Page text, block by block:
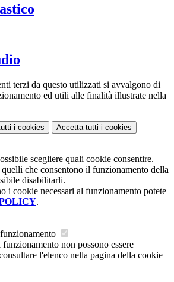
terzi da questo utilizzati si avvalgono di
ed utili alle finalità illustrate nella
i cookies Accetta tutti i cookies
scegliere quali cookie consentire.
che consentono il funzionamento della
disabilitarli.
i cookie necessari al funzionamento potete
.
non possono essere
l'elenco nella pagina della cookie